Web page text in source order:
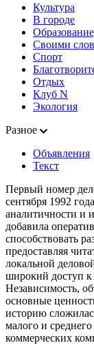
Культура
В городе
Своими
Спорт
Отдых
Клуб N
Экология
Разное
Объявления
Текст
Первый номер
сентября 1992
аналитичности и
добавила
способствовать
предоставляя
локальной
широкий доступ к
Независимость,
основные
историю
малого и
коммерческих